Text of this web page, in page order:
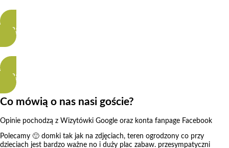
Zobacz Więcej
Zobacz Więcej
Co mówią o nas nasi goście?
Opinie pochodzą z Wizytówki Google oraz konta fanpage Facebook
Polecamy 🙂 domki tak jak na zdjęciach, teren ogrodzony co przy
dzieciach jest bardzo ważne no i duży plac zabaw. przesympatyczni